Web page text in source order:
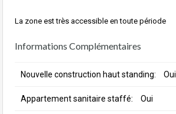
La zone est très accessible en toute période
Informations Complémentaires
Nouvelle construction haut standing: Oui
Appartement sanitaire staffé: Oui